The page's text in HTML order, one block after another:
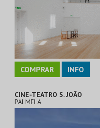
COMPRAR INFO
CINE-TEATRO S. JOÃO
PALMELA